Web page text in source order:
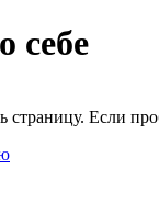
себе
страницу. Если